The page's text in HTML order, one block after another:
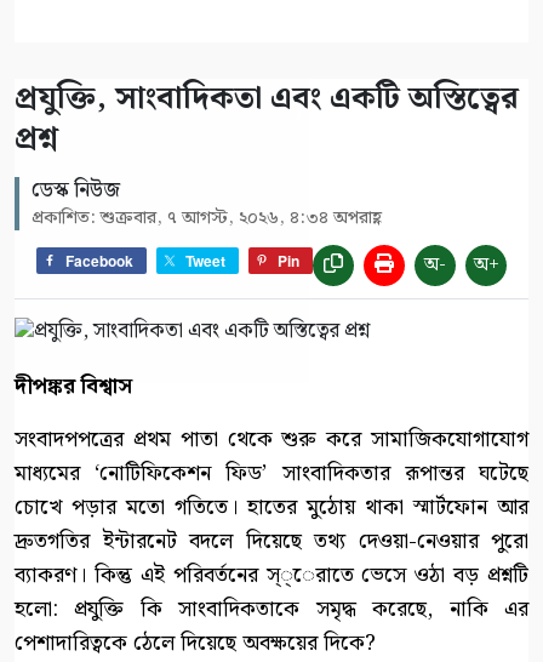
প্রযুক্তি, সাংবাদিকতা এবং একটি অস্তিত্বের
প্রশ্ন
ডেস্ক নিউজ
প্রকাশিত: শুক্রবার, ৭ আগস্ট, ২০২৬, ৪:৩৪ অপরাহ্ণ
Facebook Tweet Pin অ- অ+
দীপঙ্কর বিশ্বাস
সংবাদপপত্রের প্রথম পাতা থেকে শুরু করে সামাজিকযোগাযোগ
মাধ্যমের ‘নোটিফিকেশন ফিড’ সাংবাদিকতার রূপান্তর ঘটেছে
চোখে পড়ার মতো গতিতে। হাতের মুঠোয় থাকা স্মার্টফোন আর
দ্রুতগতির ইন্টারনেট বদলে দিয়েছে তথ্য দেওয়া-নেওয়ার পুরো
ব্যাকরণ। কিন্তু এই পরিবর্তনের স্্েরাতে ভেসে ওঠা বড় প্রশ্নটি
হলো: প্রযুক্তি কি সাংবাদিকতাকে সমৃদ্ধ করেছে, নাকি এর
পেশাদারিত্বকে ঠেলে দিয়েছে অবক্ষয়ের দিকে?